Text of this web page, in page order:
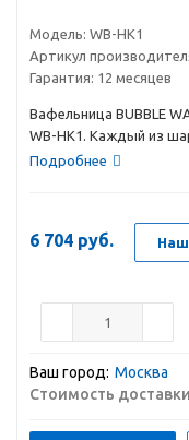
Модель: WB-HK1
Артикул
Гарантия: 12 месяцев
Вафельница BUBBLE
WB-HK1. Каждый из
Подробнее
6 704 руб.
Ваш город: Москва
Стоимость